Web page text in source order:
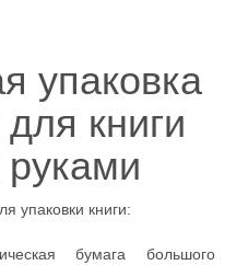
упаковка
книги
упаковки книги:
бумага большого